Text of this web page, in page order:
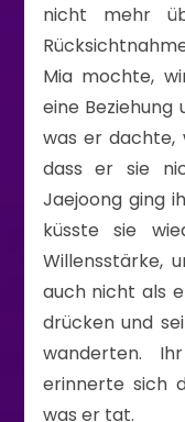
nicht mehr
Mia mochte,
eine
was er dachte,
dass er sie
Jaejoong ging
küsste sie
Willensstärke,
auch nicht als
drücken und
wanderten.
erinnerte sich
was er tat.